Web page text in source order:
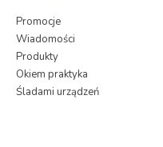
Promocje
Wiadomości
Produkty
Okiem praktyka
Śladami urządzeń